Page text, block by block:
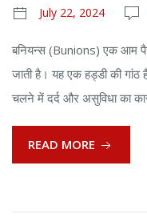
July 22, 2024
बनियन्स (Bunions) एक आम
जाती है। यह एक हड्डी की
चलने में दर्द और असुविधा का
READ MORE